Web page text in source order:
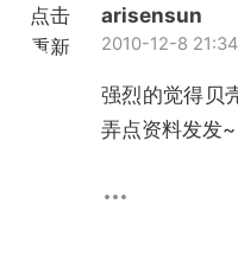
点击
重新
arisensun
2010-12-8
强烈的觉得贝
弄点资料发发~